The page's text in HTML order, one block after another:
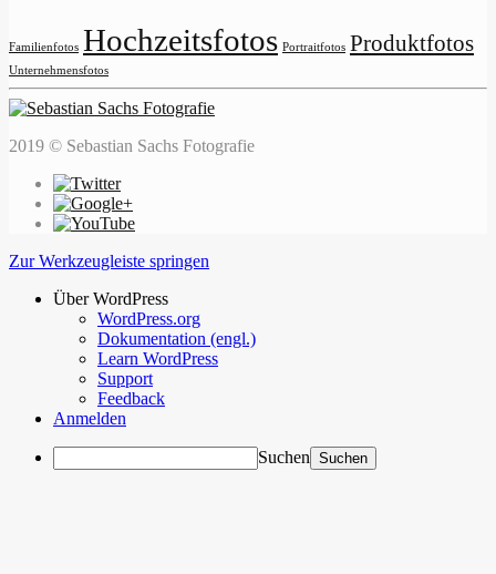
Familienfotos Hochzeitsfotos Portraitfotos Produktfotos
Unternehmensfotos
2019 © Sebastian Sachs Fotografie
Zur Werkzeugleiste springen
Über WordPress
WordPress.org
Dokumentation (engl.)
Learn WordPress
Support
Feedback
Anmelden
Suchen